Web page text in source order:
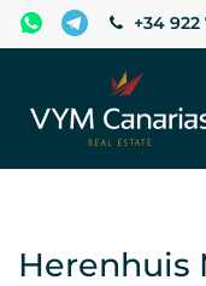
+34 922
Herenhuis